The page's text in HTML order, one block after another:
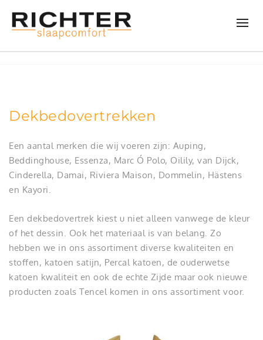
Dekbedovertrekken
Een aantal merken die wij voeren zijn: Auping,
Beddinghouse, Essenza, Marc Ó Polo, Oilily, van Dijck,
Cinderella, Damai, Riviera Maison, Dommelin, Hästens
en Kayori.
Een dekbedovertrek kiest u niet alleen vanwege de kleur
of het dessin. Ook het materiaal is van belang. Zo
hebben we in ons assortiment diverse kwaliteiten en
stoffen, katoen satijn, Percal katoen, de ouderwetse
katoen kwaliteit en ook de echte Zijde maar ook nieuwe
producten zoals Tencel komen in ons assortiment voor.